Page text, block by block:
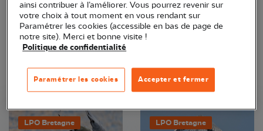
LPO Bretagne LPO Bretagne
ainsi contribuer à l’améliorer. Vous pourrez revenir sur
votre choix à tout moment en vous rendant sur
Paramétrer les cookies (accessible en bas de page de
notre site). Merci et bonne visite !
Politique de confidentialité
Accepter et fermer
Paramétrer les cookies